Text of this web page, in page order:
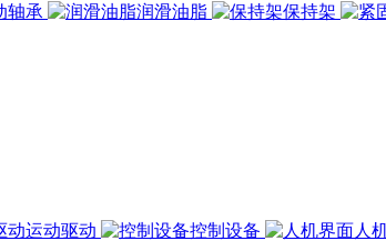
轴承 润滑油脂 保持架
运动驱动 控制设备 人